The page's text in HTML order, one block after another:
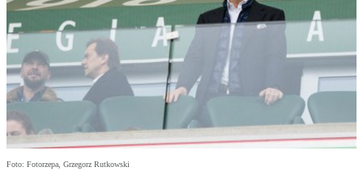
Foto: Fotorzepa, Grzegorz Rutkowski